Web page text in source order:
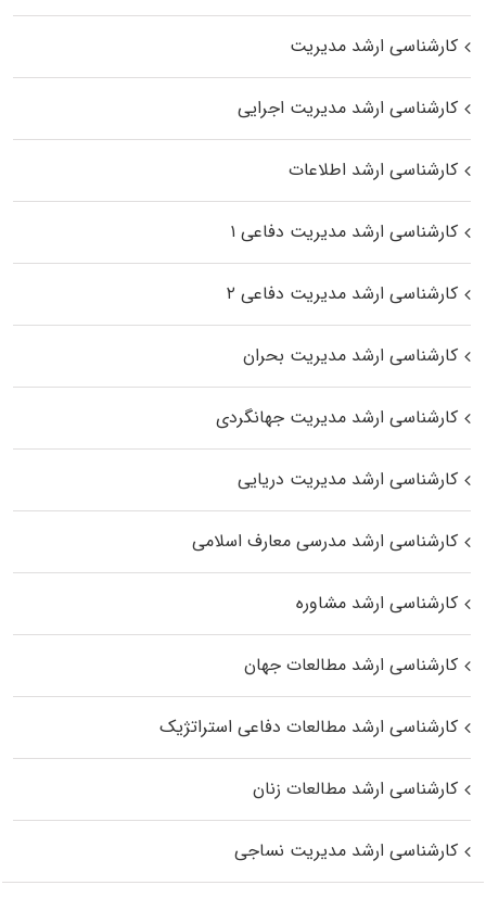
کارشناسی ارشد مدیریت
کارشناسی ارشد مدیریت اجرایی
کارشناسی ارشد اطلاعات
کارشناسی ارشد مدیریت دفاعی ۱
کارشناسی ارشد مدیریت دفاعی ۲
کارشناسی ارشد مدیریت بحران
کارشناسی ارشد مدیریت جهانگردی
کارشناسی ارشد مدیریت دریایی
کارشناسی ارشد مدرسی معارف اسلامی
کارشناسی ارشد مشاوره
کارشناسی ارشد مطالعات جهان
کارشناسی ارشد مطالعات دفاعی استراتژیک
کارشناسی ارشد مطالعات زنان
کارشناسی ارشد مدیریت نساجی